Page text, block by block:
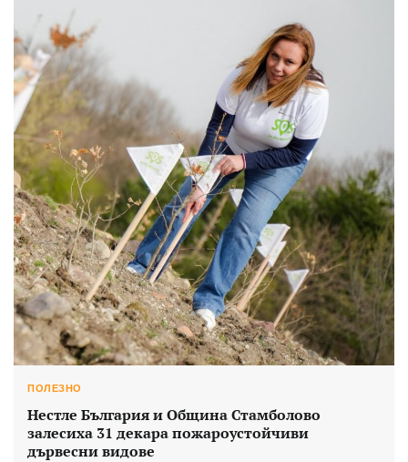
ПОЛЕЗНО
Нестле България и Община Стамболово
залесиха 31 декара пожароустойчиви
дървесни видове